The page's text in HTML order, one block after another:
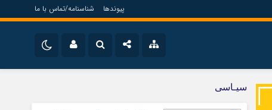
پیوندها شناسنامه/تماس با ما
سیـاسی